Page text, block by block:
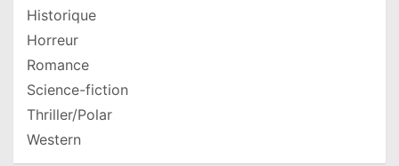
Historique
Horreur
Romance
Science-fiction
Thriller/Polar
Western